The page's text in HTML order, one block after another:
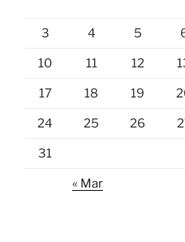
3 4 5
10 11 12
17 18 19
24 25 26
31
« Mar